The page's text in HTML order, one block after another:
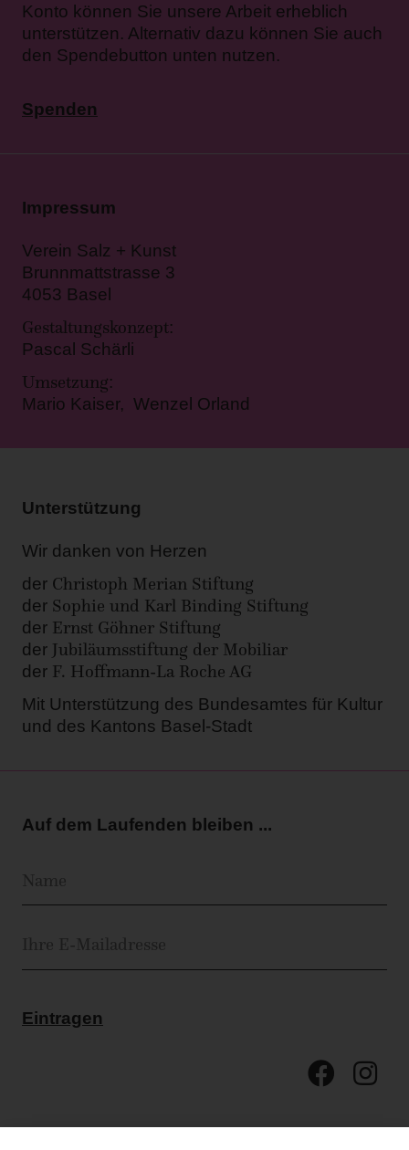
Konto können Sie unsere Arbeit erheblich
unterstützen. Alternativ dazu können Sie auch
den Spendebutton unten nutzen.
Spenden
Impressum
Verein Salz + Kunst
Brunnmattstrasse 3
4053 Basel
Gestaltungskonzept:
Pascal Schärli
Umsetzung:
Mario Kaiser, Wenzel Orland
Unterstützung
Wir danken von Herzen
der Christoph Merian Stiftung
der Sophie und Karl Binding Stiftung
der Ernst Göhner Stiftung
der Jubiläumsstiftung der Mobiliar
der F. Hoffmann-La Roche AG
Mit Unterstützung des Bundesamtes für Kultur
und des Kantons Basel-Stadt
Auf dem Laufenden bleiben ...
Eintragen